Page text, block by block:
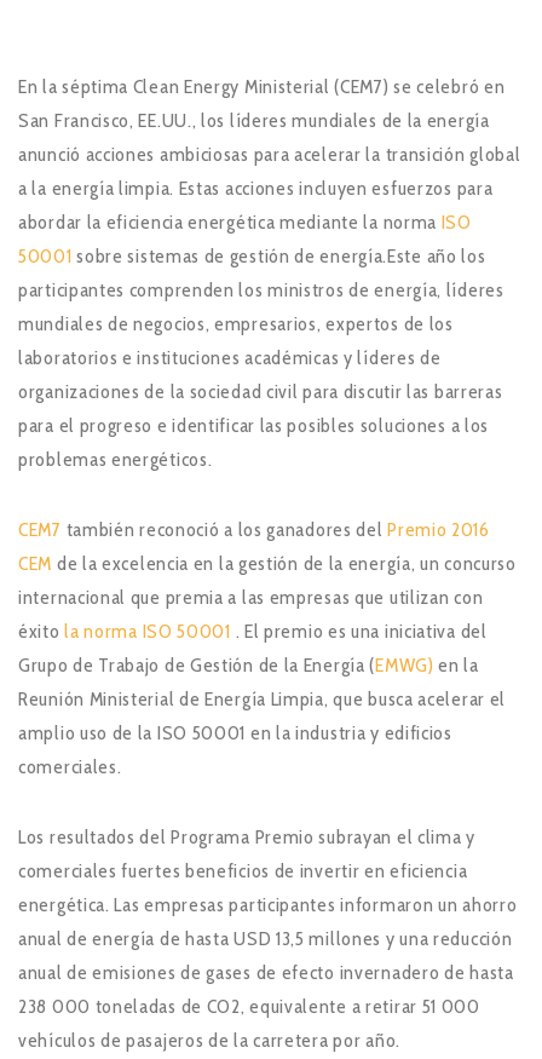
En la séptima Clean Energy Ministerial (CEM7) se celebró en
San Francisco, EE.UU., los líderes mundiales de la energía
anunció acciones ambiciosas para acelerar la transición global
a la energía limpia. Estas acciones incluyen esfuerzos para
abordar la eficiencia energética mediante la norma ISO
50001 sobre sistemas de gestión de energía.Este año los
participantes comprenden los ministros de energía, líderes
mundiales de negocios, empresarios, expertos de los
laboratorios e instituciones académicas y líderes de
organizaciones de la sociedad civil para discutir las barreras
para el progreso e identificar las posibles soluciones a los
problemas energéticos.
CEM7 también reconoció a los ganadores delPremio 2016
CEM de la excelencia en la gestión de la energía, un concurso
internacional que premia a las empresas que utilizan con
éxitola norma ISO 50001 . El premio es una iniciativa del
Grupo de Trabajo de Gestión de la Energía (EMWG)en la
Reunión Ministerial de Energía Limpia, que busca acelerar el
amplio uso de la ISO 50001 en la industria y edificios
comerciales.
Los resultados del Programa Premio subrayan el clima y
comerciales fuertes beneficios de invertir en eficiencia
energética. Las empresas participantes informaron un ahorro
anual de energía de hasta USD 13,5 millones y una reducción
anual de emisiones de gases de efecto invernadero de hasta
238 000 toneladas de CO2, equivalente a retirar 51 000
vehículos de pasajeros de la carretera por año.